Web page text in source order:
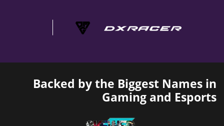
Backed by the Biggest Names in
Gaming and Esports